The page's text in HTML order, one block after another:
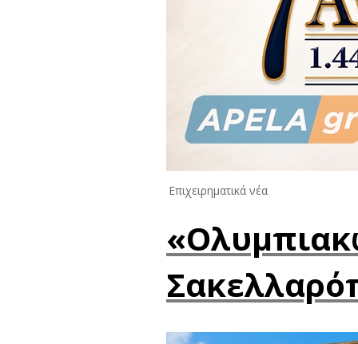
Επιχειρηματικά νέα